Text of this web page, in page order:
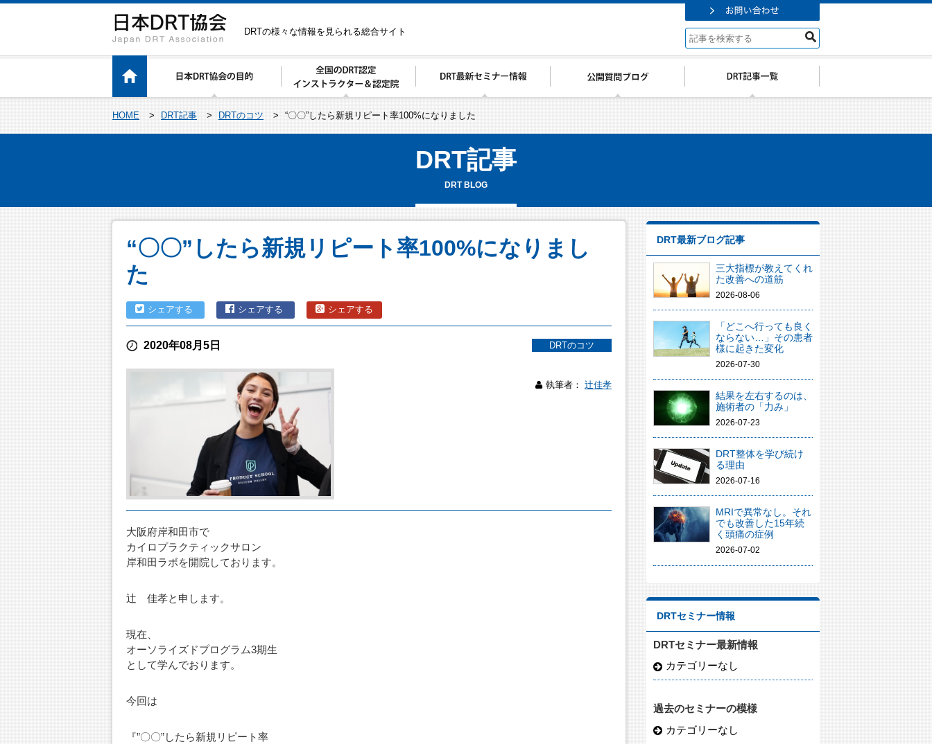
DRTの様々な情報を見られる総合サイト
HOME > DRT記事 > DRTのコツ > “〇〇”したら新規リピート率100%になりました
DRT記事
DRT BLOG
“〇〇”したら新規リピート率100%になりまし
た
シェアする シェアする シェアする
2020年08月5日 DRTのコツ
執筆者： 辻佳孝
大阪府岸和田市で
カイロプラクティックサロン
岸和田ラボを開院しております。
辻 佳孝と申します。
現在、
オーソライズドプログラム3期生
として学んでおります。
今回は
『”〇〇”したら新規リピート率
DRT最新ブログ記事
三大指標が教えてくれ
た改善への道筋
2026-08-06
「どこへ行っても良く
ならない…」その患者
様に起きた変化
2026-07-30
結果を左右するのは、
施術者の「力み」
2026-07-23
DRT整体を学び続け
る理由
2026-07-16
MRIで異常なし。それ
でも改善した15年続
く頭痛の症例
2026-07-02
DRTセミナー情報
DRTセミナー最新情報
カテゴリーなし
過去のセミナーの模様
カテゴリーなし